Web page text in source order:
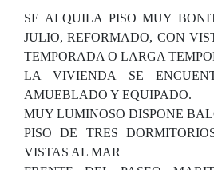
SE ALQUILA PISO MUY
JULIO, REFORMADO, CON
TEMPORADA O LARGA
LA VIVIENDA SE
AMUEBLADO Y EQUIPADO.
MUY LUMINOSO DISPONE
PISO DE TRES
VISTAS AL MAR